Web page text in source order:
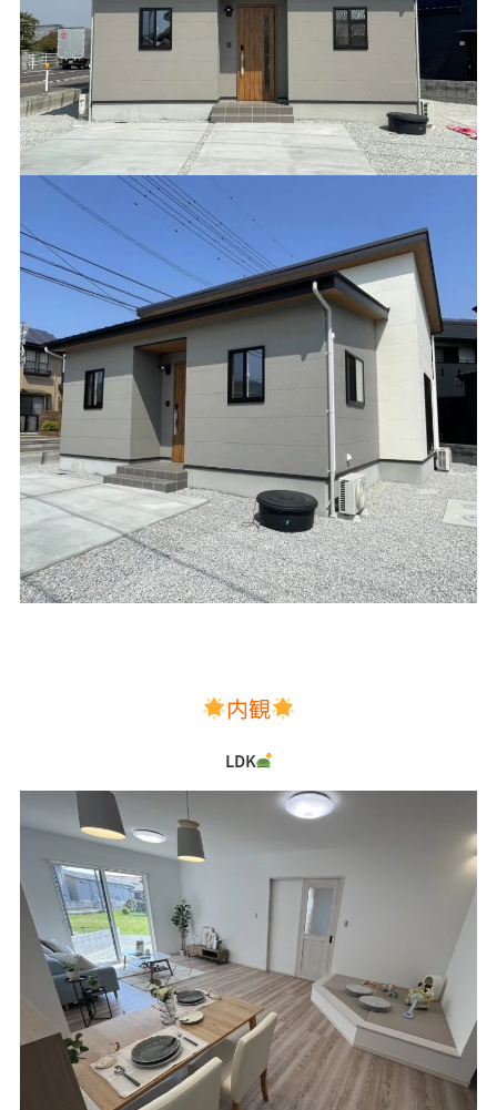
内観
LDK